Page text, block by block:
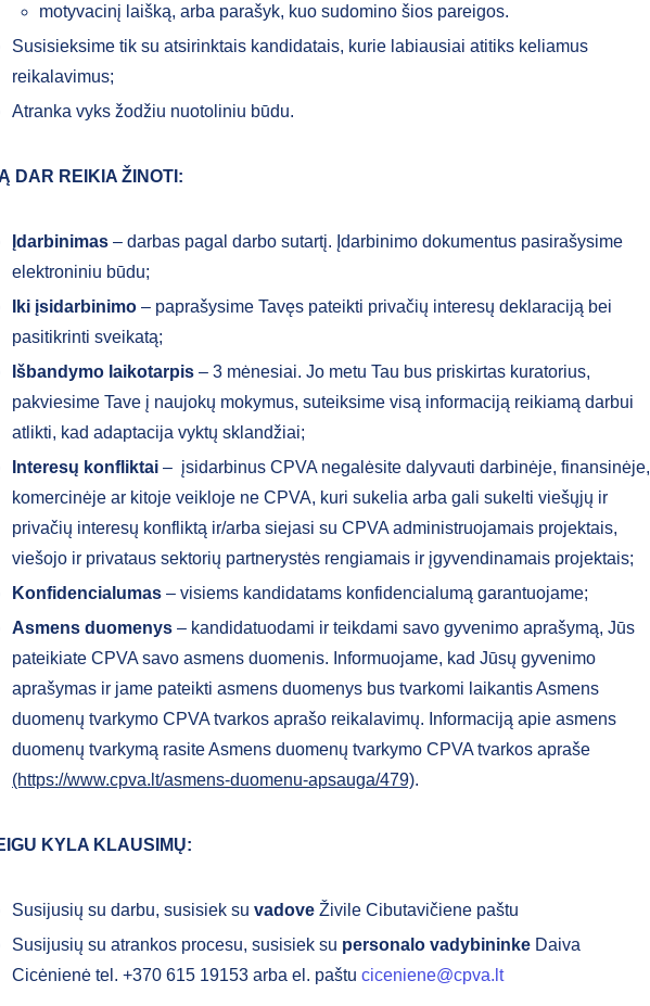
motyvacinį laišką, arba parašyk, kuo sudomino šios pareigos.
Susisieksime tik su atsirinktais kandidatais, kurie labiausiai atitiks keliamus
reikalavimus;
Atranka vyks žodžiu nuotoliniu būdu.
DAR REIKIA ŽINOTI:
Įdarbinimas – darbas pagal darbo sutartį. Įdarbinimo dokumentus pasirašysime
elektroniniu būdu;
Iki įsidarbinimo – paprašysime Tavęs pateikti privačių interesų deklaraciją bei
pasitikrinti sveikatą;
Išbandymo laikotarpis – 3 mėnesiai. Jo metu Tau bus priskirtas kuratorius,
pakviesime Tave į naujokų mokymus, suteiksime visą informaciją reikiamą darbui
atlikti, kad adaptacija vyktų sklandžiai;
Interesų konfliktai – įsidarbinus CPVA negalėsite dalyvauti darbinėje, finansinėje,
komercinėje ar kitoje veikloje ne CPVA, kuri sukelia arba gali sukelti viešųjų ir
privačių interesų konfliktą ir/arba siejasi su CPVA administruojamais projektais,
viešojo ir privataus sektorių partnerystės rengiamais ir įgyvendinamais projektais;
Konfidencialumas – visiems kandidatams konfidencialumą garantuojame;
Asmens duomenys – kandidatuodami ir teikdami savo gyvenimo aprašymą, Jūs
pateikiate CPVA savo asmens duomenis. Informuojame, kad Jūsų gyvenimo
aprašymas ir jame pateikti asmens duomenys bus tvarkomi laikantis Asmens
duomenų tvarkymo CPVA tvarkos aprašo reikalavimų. Informaciją apie asmens
duomenų tvarkymą rasite Asmens duomenų tvarkymo CPVA tvarkos apraše
(https://www.cpva.lt/asmens-duomenu-apsauga/479).
KYLA KLAUSIMŲ:
Susijusių su darbu, susisiek su vadove Živile Cibutavičiene paštu
Susijusių su atrankos procesu, susisiek su personalo vadybininke Daiva
Cicėnienė tel. +370 615 19153 arba el. paštu ciceniene@cpva.lt